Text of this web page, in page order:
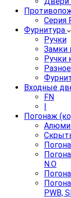
Серия
Фурнитура
Ручки
Замки
Ручки
Разное
Входные
FN
I
Погонаж
N.O
PWB,